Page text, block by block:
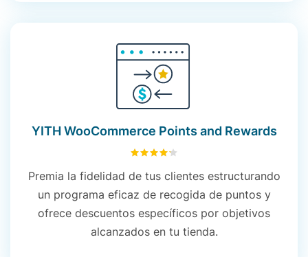
YITH WooCommerce Points and Rewards
Premia la fidelidad de tus clientes estructurando
un programa eficaz de recogida de puntos y
ofrece descuentos específicos por objetivos
alcanzados en tu tienda.